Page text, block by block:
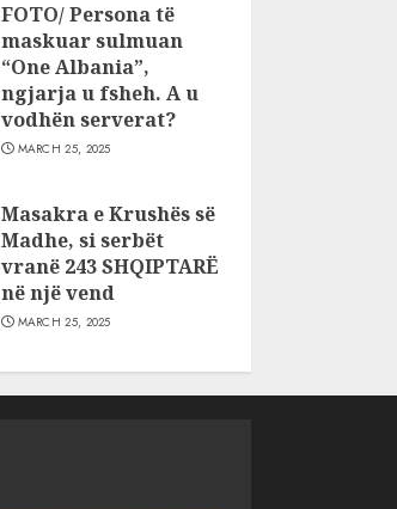
FOTO/ Persona të
maskuar sulmuan
“One Albania”,
ngjarja u fsheh. A u
vodhën serverat?
MARCH 25, 2025
Masakra e Krushës së
Madhe, si serbët
vranë 243 SHQIPTARË
në një vend
MARCH 25, 2025